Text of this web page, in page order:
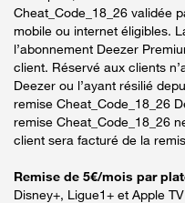
Cheat_Code_18_26 validée
mobile ou internet éligibles.
l’abonnement Deezer
client. Réservé aux clients
Deezer ou l’ayant résilié
remise Cheat_Code_18_26
remise Cheat_Code_18_26
client sera facturé de la
Remise de 5€/mois par
Disney+, Ligue1+ et Apple